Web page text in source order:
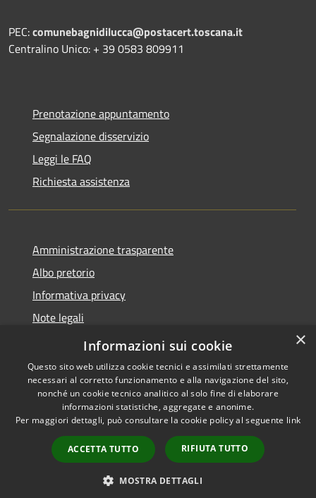
PEC:comunebagnidilucca@postacert.toscana.it
Centralino Unico: + 39 0583 809911
Prenotazione appuntamento
Segnalazione disservizio
Leggi le FAQ
Richiesta assistenza
Amministrazione trasparente
Albo pretorio
Informativa privacy
Note legali
Dichiarazione di accessibilità
Accessibilità
Copyright © 2026 • Comune di
Bagni di Lucca • Powered by
Municipium•
Accesso
redazione
×
Informazioni sui cookie
Questo sito web utilizza cookie tecnici e assimilati strettamente
necessari al corretto funzionamento e alla navigazione del sito,
nonché un cookie tecnico analitico al solo fine di elaborare
informazioni statistiche, aggregate e anonime.
Per maggiori dettagli, può consultare la cookie policy al seguente link
ACCETTA TUTTO RIFIUTA TUTTO
MOSTRA DETTAGLI